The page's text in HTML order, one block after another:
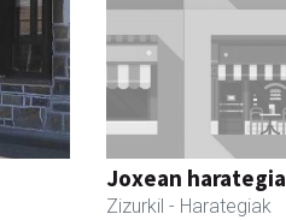
Joxean harategia
Zizurkil - Harategiak